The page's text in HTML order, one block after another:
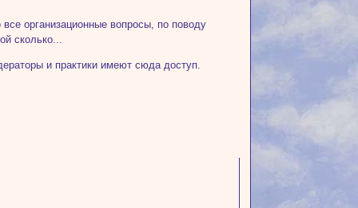
организационные вопросы, по поводу
сколько...
и практики имеют сюда доступ.